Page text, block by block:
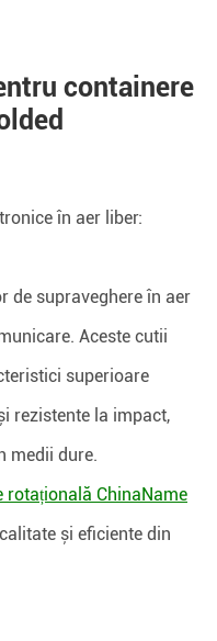
containere
în aer liber:
de supraveghere în aer
Aceste cutii
superioare
rezistente la impact,
medii dure.
rotațională ChinaName
și eficiente din